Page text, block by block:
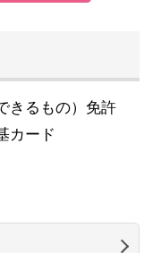
きるもの）免許
カード